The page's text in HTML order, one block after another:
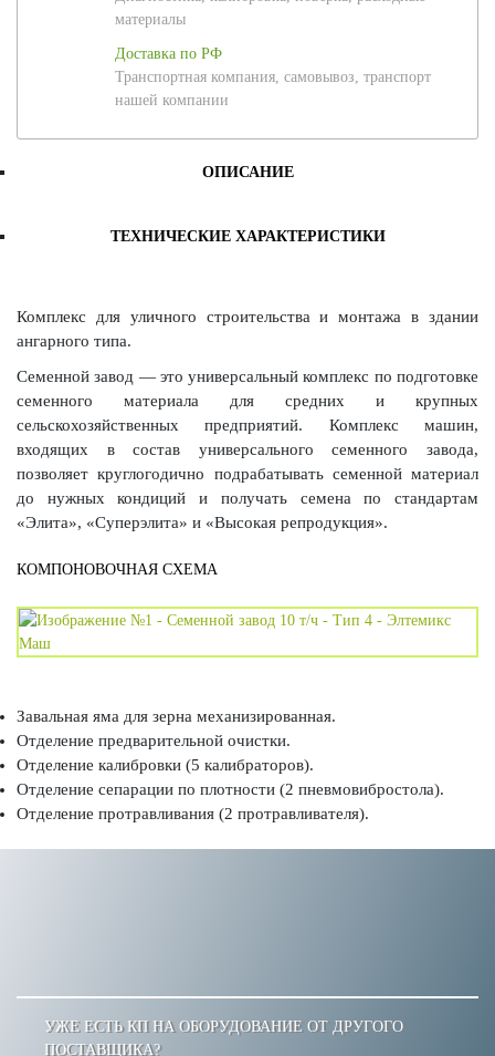
материалы
Доставка по РФ
Транспортная компания, самовывоз, транспорт
нашей компании
УЖЕ ЕСТЬ КП НА ОБОРУДОВАНИЕ ОТ ДРУГОГО
ПОСТАВЩИКА?
ОПИСАНИЕ
ТЕХНИЧЕСКИЕ ХАРАКТЕРИСТИКИ
Комплекс для уличного строительства и монтажа в здании
ангарного типа.
Семенной завод — это универсальный комплекс по подготовке
семенного материала для средних и крупных
сельскохозяйственных предприятий. Комплекс машин,
входящих в состав универсального семенного завода,
позволяет круглогодично подрабатывать семенной материал
до нужных кондиций и получать семена по стандартам
«Элита», «Суперэлита» и «Высокая репродукция».
КОМПОНОВОЧНАЯ СХЕМА
Завальная яма для зерна механизированная.
Отделение предварительной очистки.
Отделение калибровки (5 калибраторов).
Отделение сепарации по плотности (2 пневмовибростола).
Отделение протравливания (2 протравливателя).